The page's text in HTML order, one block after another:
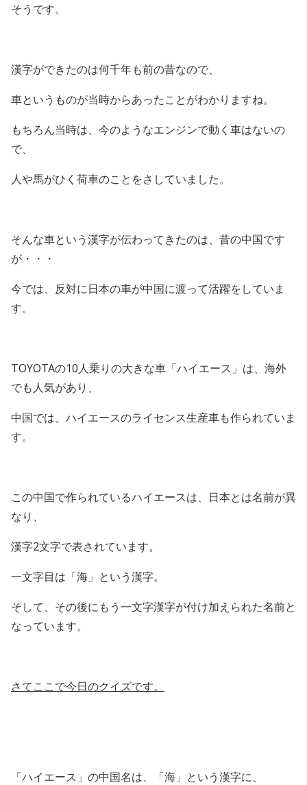
そうです。
漢字ができたのは何千年も前の昔なので、
車というものが当時からあったことがわかりますね。
もちろん当時は、今のようなエンジンで動く車はないの
で、
人や馬がひく荷車のことをさしていました。
そんな車という漢字が伝わってきたのは、昔の中国です
が・・・
今では、反対に日本の車が中国に渡って活躍をしていま
す。
TOYOTAの10人乗りの大きな車「ハイエース」は、海外
でも人気があり、
中国では、ハイエースのライセンス生産車も作られていま
す。
この中国で作られているハイエースは、日本とは名前が異
なり、
漢字2文字で表されています。
一文字目は「海」という漢字。
そして、その後にもう一文字漢字が付け加えられた名前と
なっています。
さてここで今日のクイズです。
「ハイエース」の中国名は、「海」という漢字に、